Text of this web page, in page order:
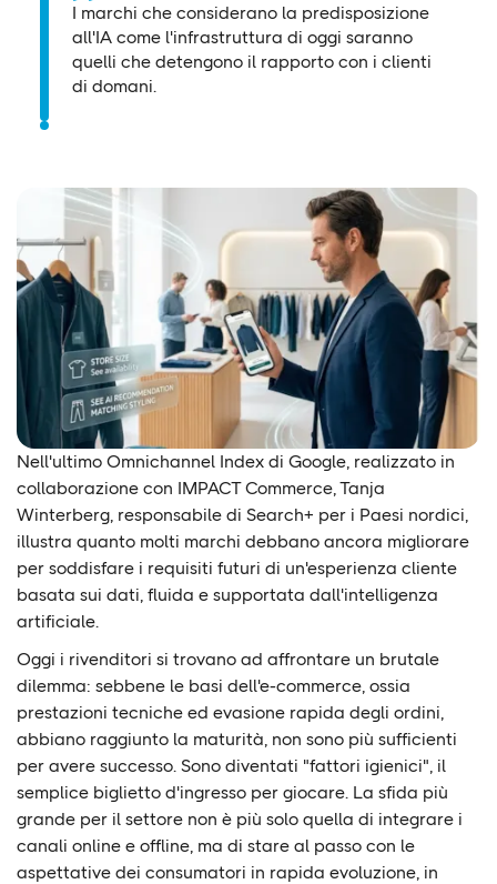
I marchi che considerano la predisposizione
all'IA come l'infrastruttura di oggi saranno
quelli che detengono il rapporto con i clienti
di domani.
Nell'ultimo Omnichannel Index di Google, realizzato in
collaborazione con IMPACT Commerce, Tanja
Winterberg, responsabile di Search+ per i Paesi nordici,
illustra quanto molti marchi debbano ancora migliorare
per soddisfare i requisiti futuri di un'esperienza cliente
basata sui dati, fluida e supportata dall'intelligenza
artificiale.
Oggi i rivenditori si trovano ad affrontare un brutale
dilemma: sebbene le basi dell'e-commerce, ossia
prestazioni tecniche ed evasione rapida degli ordini,
abbiano raggiunto la maturità, non sono più sufficienti
per avere successo. Sono diventati "fattori igienici", il
semplice biglietto d'ingresso per giocare. La sfida più
grande per il settore non è più solo quella di integrare i
canali online e offline, ma di stare al passo con le
aspettative dei consumatori in rapida evoluzione, in